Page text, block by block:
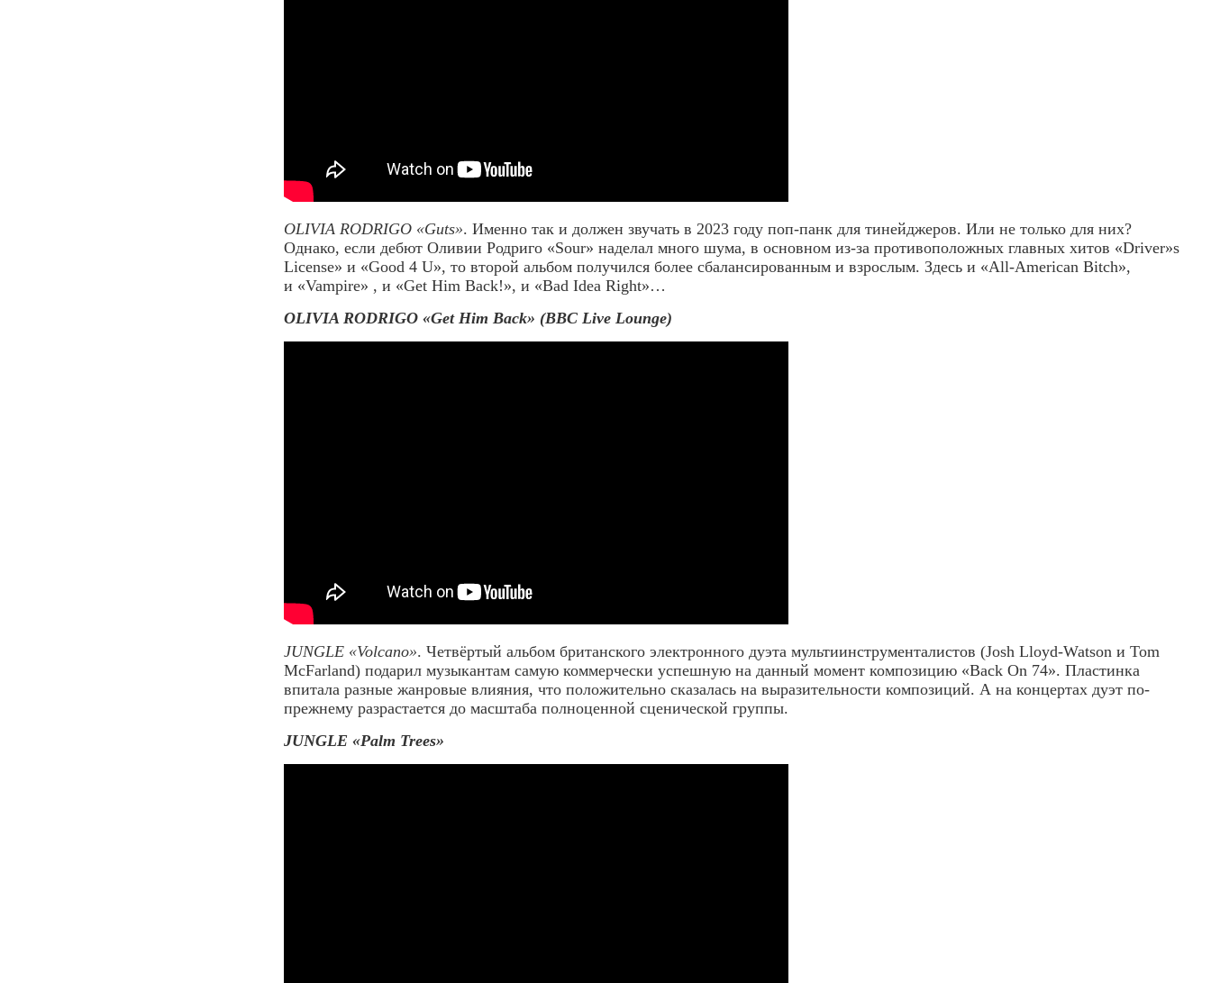
OLIVIA RODRIGO «Guts». Именно так и должен звучать в 2023 году поп-панк для тинейджеров. Или не только для них?
Однако, если дебют Оливии Родриго «Sour» наделал много шума, в основном из-за противоположных главных хитов «Driver»s
License» и «Good 4 U», то второй альбом получился более сбалансированным и взрослым. Здесь и «All-American Bitch»,
и «Vampire» , и «Get Him Back!», и «Bad Idea Right»…
OLIVIA RODRIGO «Get Him Back» (BBC Live Lounge)
JUNGLE «Volcano». Четвёртый альбом британского электронного дуэта мультиинструменталистов (Josh Lloyd-Watson и Tom
McFarland) подарил музыкантам самую коммерчески успешную на данный момент композицию «Back On 74». Пластинка
впитала разные жанровые влияния, что положительно сказалась на выразительности композиций. А на концертах дуэт по-
прежнему разрастается до масштаба полноценной сценической группы.
JUNGLE «Palm Trees»